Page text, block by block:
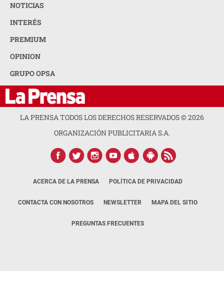
NOTICIAS
INTERÉS
PREMIUM
OPINION
GRUPO OPSA
LA PRENSA TODOS LOS DERECHOS RESERVADOS ©2026
ORGANIZACIÓN PUBLICITARIA S.A.
ACERCA DE LA PRENSA POLÍTICA DE PRIVACIDAD
CONTACTA CON NOSOTROS NEWSLETTER MAPA DEL SITIO
PREGUNTAS FRECUENTES